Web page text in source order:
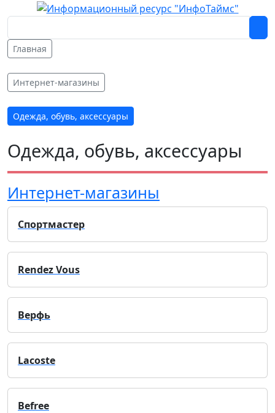
Главная
Интернет-магазины
Одежда, обувь, аксессуары
Одежда, обувь, аксессуары
Интернет-магазины
Спортмастер
Rendez Vous
Верфь
Lacoste
Befree